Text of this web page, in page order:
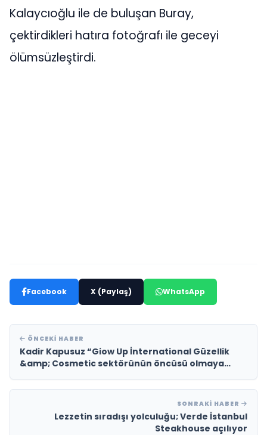
Kalaycıoğlu ile de buluşan Buray,
çektirdikleri hatıra fotoğrafı ile geceyi
ölümsüzleştirdi.
Facebook X (Paylaş) WhatsApp
ÖNCEKI HABER
Kadir Kapusuz “Giow Up İnternational Güzellik
&amp; Cosmetic sektörünün öncüsü olmaya
SONRAKI HABER
Lezzetin sıradışı yolculuğu; Verde İstanbul
Steakhouse açılıyor